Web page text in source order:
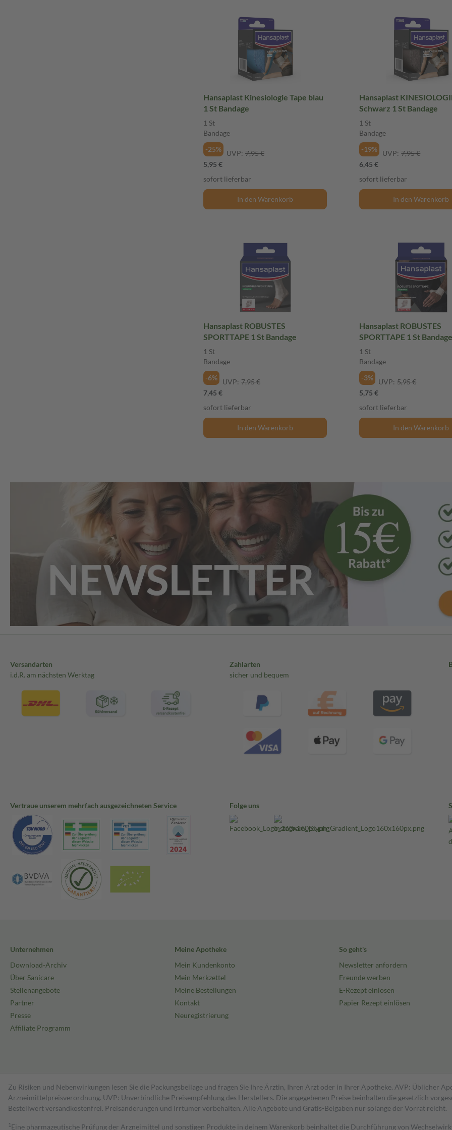
Hansaplast Kinesiologie Tape blau
1 St Bandage
1 St
Bandage
-25%
UVP: 7,95 €
5,95 €
sofort lieferbar
In den Warenkorb
Hansaplast
Schwarz 1 St Bandage
1 St
Bandage
-19%
UVP: 7,95 €
6,45 €
sofort lieferbar
In den Warenkorb
Hansaplast ROBUSTES
SPORTTAPE 1 St Bandage
1 St
Bandage
-6%
UVP: 7,95 €
7,45 €
sofort lieferbar
In den Warenkorb
Hansaplast ROBUSTES
SPORTTAPE 1 St
1 St
Bandage
-3%
UVP: 5,95 €
5,75 €
sofort lieferbar
In den Warenkorb
Versandarten
i.d.R. am nächsten Werktag
Zahlarten
sicher und bequem
Vertraue unserem mehrfach ausgezeichneten Service Folge uns
Unternehmen
Download-Archiv
Über Sanicare
Stellenangebote
Partner
Presse
Affiliate Programm
Meine Apotheke
Mein Kundenkonto
Mein Merkzettel
Meine Bestellungen
Kontakt
Neuregistrierung
So geht's
Newsletter anfordern
Freunde werben
E-Rezept einlösen
Papier Rezept einlösen
Zu Risiken und Nebenwirkungen lesen Sie die Packungsbeilage und fragen Sie Ihre Ärztin, Ihren Arzt oder in Ihrer Apotheke. AVP: Üblicher
Arzneimittelpreisverordnung. UVP: Unverbindliche Preisempfehlung des Herstellers. Die angegebenen Preise beinhalten die gesetzlich
Bestell­wert versand­kosten­frei. Preisänderungen und Irrtümer vorbehalten. Alle Angebote und Gratis-Beigaben nur solange der Vorrat reicht.
1 Eine pharmazeutische Prüfung der Arzneimittel und sonstigen Produkte in deinem Warenkorb beinhaltet die Durchführung von